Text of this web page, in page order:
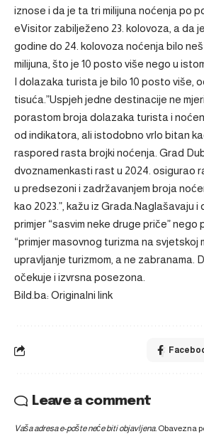
iznose i da je ta tri milijuna noćenja po
eVisitor zabilježeno 23. kolovoza, a da
godine do 24. kolovoza noćenja bilo
milijuna, što je 10 posto više nego u
I dolazaka turista je bilo 10 posto više,
tisuća.”Uspjeh jedne destinacije ne
porastom broja dolazaka turista i
od indikatora, ali istodobno vrlo bitan
raspored rasta brojki noćenja. Grad
dvoznamenkasti rast u 2024. osigurao
u predsezoni i zadržavanjem broja
kao 2023.”, kažu iz Grada.Naglašavaju
primjer “sasvim neke druge priče” nego
“primjer masovnog turizma na svjetskoj
upravljanje turizmom, a ne zabranama.
očekuje i izvrsna posezona.
Bild.ba: Originalni link
Leave a comment
Vaša adresa e-pošte neće biti objavljena. Obavezna